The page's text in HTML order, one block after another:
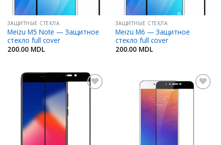
ЗАЩИТНЫЕ СТЕКЛА
Meizu M5 Note — Защитное
стекло full cover
200.00 MDL
ЗАЩИТНЫЕ СТЕКЛА
Meizu M6 — Защитное
стекло full cover
200.00 MDL
Избранное